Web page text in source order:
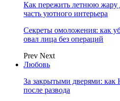
Как пережить летнюю жару
часть уютного интерьера
Секреты омоложения: как
овал лица без операций
Prev Next
Любовь
За закрытыми дверями:
после развода